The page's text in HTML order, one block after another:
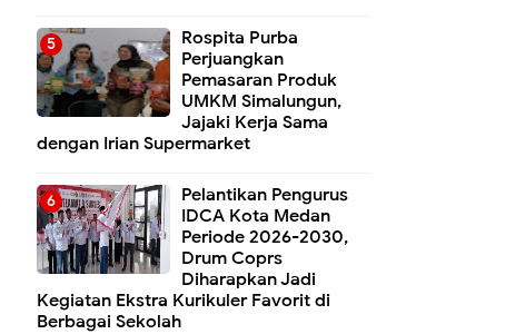
Rospita Purba
Perjuangkan
Pemasaran Produk
UMKM Simalungun,
Jajaki Kerja Sama
dengan Irian Supermarket
Pelantikan Pengurus
IDCA Kota Medan
Periode 2026-2030,
Drum Coprs
Diharapkan Jadi
Kegiatan Ekstra Kurikuler Favorit di
Berbagai Sekolah